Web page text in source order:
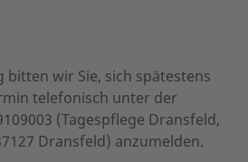
bitten wir Sie, sich spätestens
telefonisch unter der
(Tagespflege Dransfeld,
Dransfeld) anzumelden.